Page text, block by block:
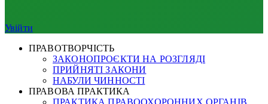
Увійти
ПРАВОТВОРЧІСТЬ
ЗАКОНОПРОЄКТИ НА РОЗГЛЯДІ
ПРИЙНЯТІ ЗАКОНИ
НАБУЛИ ЧИННОСТІ
ПРАВОВА ПРАКТИКА
ПРАКТИКА ПРАВООХОРОННИХ ОРГАНІВ